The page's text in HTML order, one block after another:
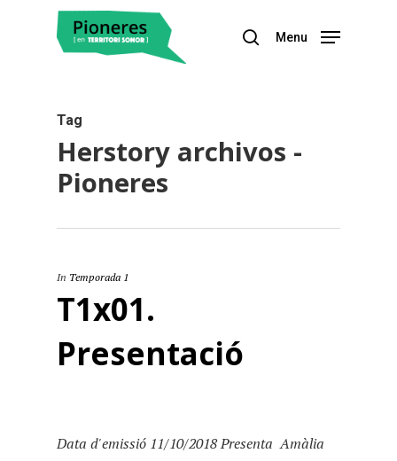
Menu
Tag
Herstory archivos -
Pioneres
In Temporada 1
T1x01.
Presentació
Data d'emissió 11/10/2018 Presenta Amàlia